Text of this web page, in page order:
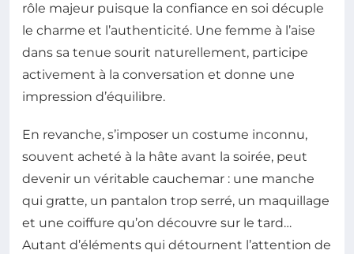
rôle majeur puisque la confiance en soi décuple
le charme et l’authenticité. Une femme à l’aise
dans sa tenue sourit naturellement, participe
activement à la conversation et donne une
impression d’équilibre.
En revanche, s’imposer un costume inconnu,
souvent acheté à la hâte avant la soirée, peut
devenir un véritable cauchemar : une manche
qui gratte, un pantalon trop serré, un maquillage
et une coiffure qu’on découvre sur le tard…
Autant d’éléments qui détournent l’attention de